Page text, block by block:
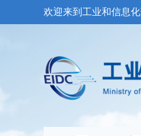
欢迎来到工业和信息